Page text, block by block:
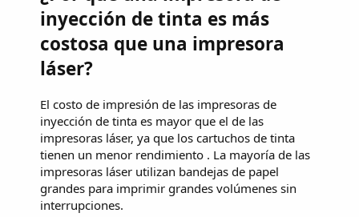
inyección de tinta es más
costosa que una impresora
láser?
El costo de impresión de las impresoras de
inyección de tinta es mayor que el de las
impresoras láser, ya que los cartuchos de tinta
tienen un menor rendimiento . La mayoría de las
impresoras láser utilizan bandejas de papel
grandes para imprimir grandes volúmenes sin
interrupciones.